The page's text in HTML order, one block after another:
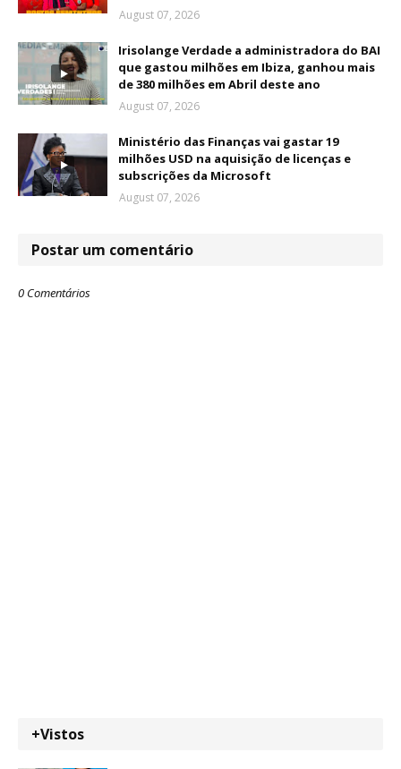
August 07, 2026
Irisolange Verdade a administradora do BAI
que gastou milhões em Ibiza, ganhou mais
de 380 milhões em Abril deste ano
August 07, 2026
Ministério das Finanças vai gastar 19
milhões USD na aquisição de licenças e
subscrições da Microsoft
August 07, 2026
Postar um comentário
0 Comentários
+Vistos